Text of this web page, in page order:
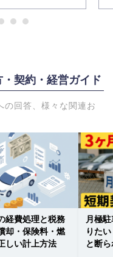
契約・経営ガイド
の回答、様々な関連お
経費処理と税務
却・保険料・燃
しい計上方法
月極
りた
と断